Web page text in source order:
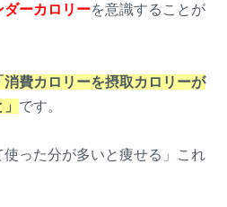
ダーカロリーを意識することが
消費カロリーを摂取カロリーが
です。
使った分が多いと痩せる」これ